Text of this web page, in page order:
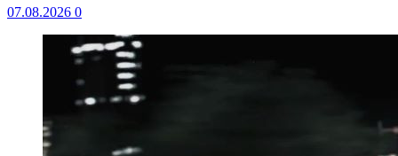
07.08.2026 0